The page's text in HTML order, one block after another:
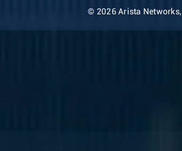
© 2026 Arista